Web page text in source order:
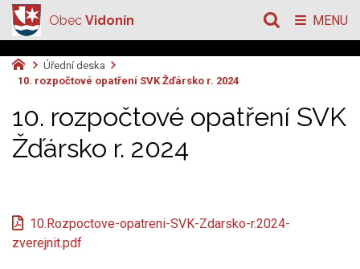
Úřední deska
10. rozpočtové opatření SVK Žďársko r. 2024
10. rozpočtové opatření SVK
Žďársko r. 2024
10.Rozpoctove-opatreni-SVK-Zdarsko-r.2024-
zverejnit.pdf
Obec Vidonín MENU